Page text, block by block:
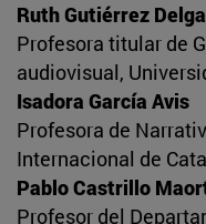
Ruth Gutiérrez
Profesora titular de
audiovisual,
Isadora García Avis
Profesora de
Internacional de
Pablo Castrillo
Profesor del